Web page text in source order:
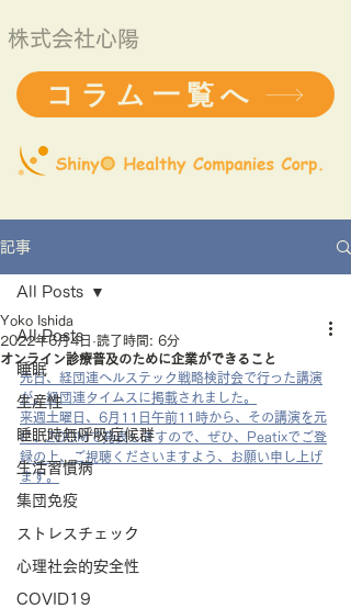
株式会社心陽
コラム一覧へ
記事
All Posts
睡眠
生産性
睡眠時無呼吸症候群
生活習慣病
集団免疫
ストレスチェック
心理社会的安全性
COVID19
All Posts
オンライン診療普及のために企業ができること
Yoko Ishida
2022年6月4日 読了時間: 6分
先日、経団連ヘルステック戦略検討会で行った講演
が、経団連タイムスに掲載されました。
来週土曜日、6月11日午前11時から、その講演を元
に、ZOOMで発表しますので、ぜひ、Peatixでご登
録の上、ご視聴くださいますよう、お願い申し上げ
ます。